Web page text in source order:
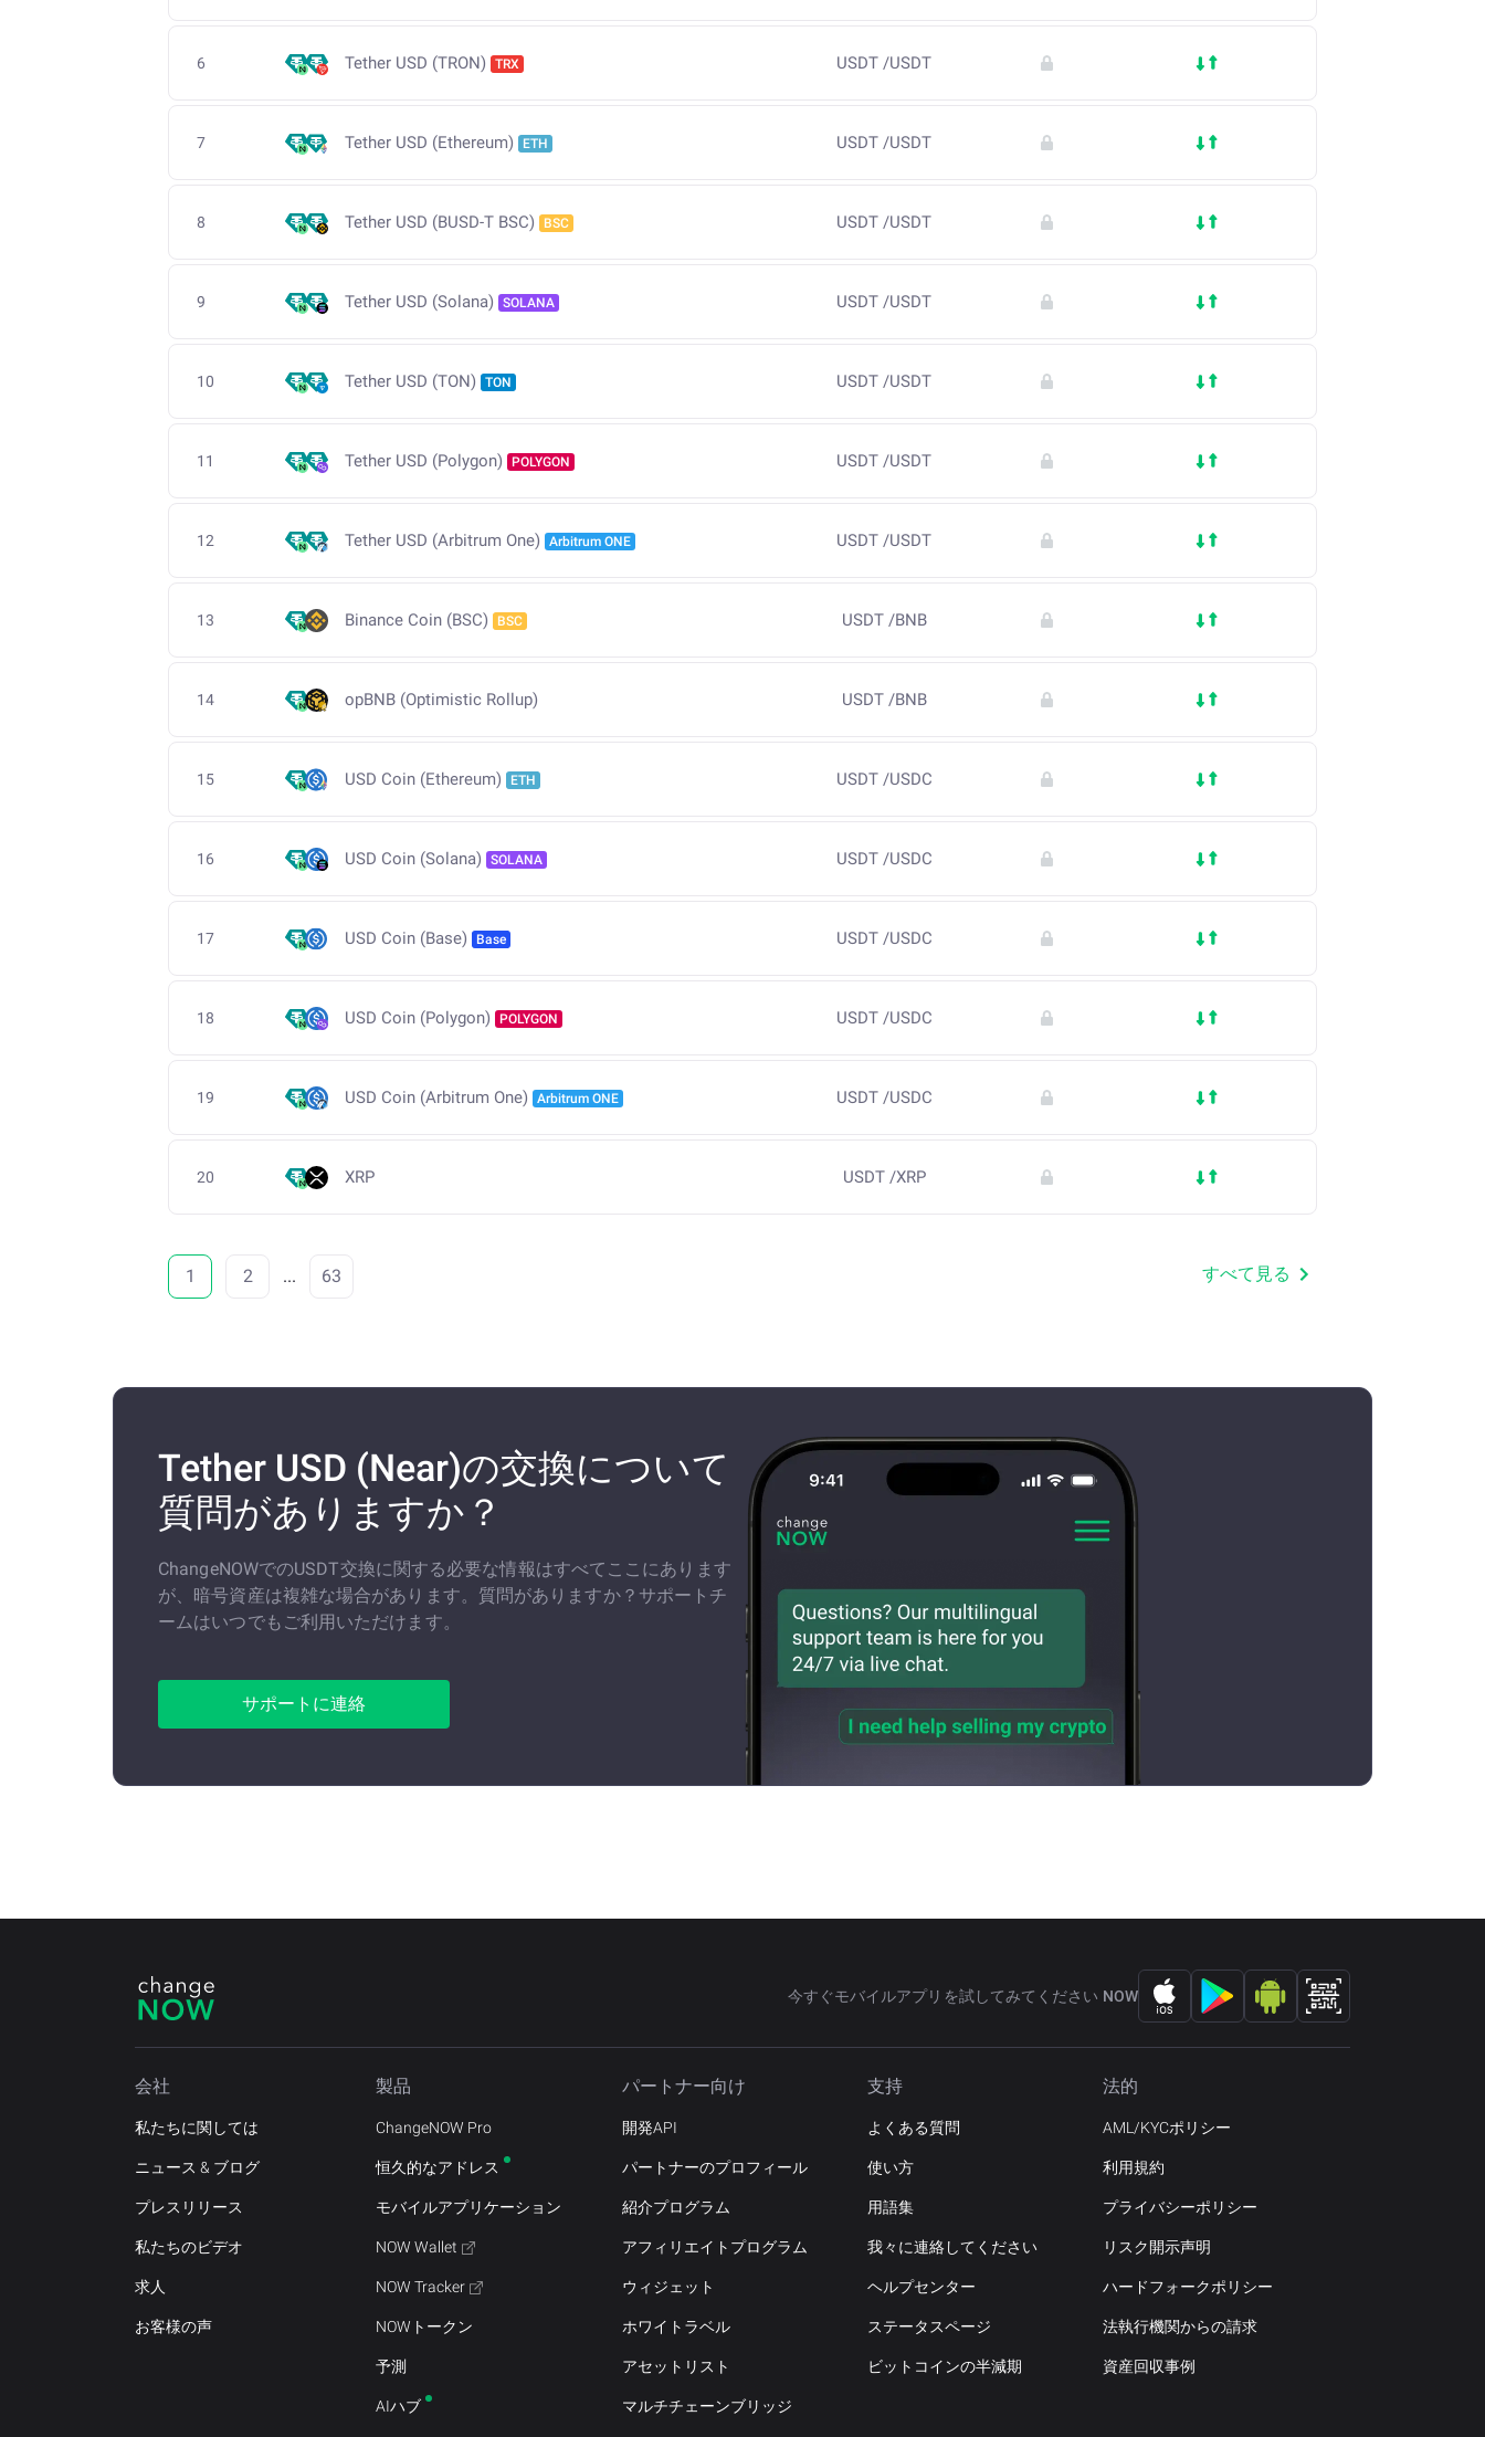
6 Tether USD (TRON) TRX USDT /USDT
7 Tether USD (Ethereum) ETH USDT /USDT
8 Tether USD (BUSD-T BSC) BSC USDT /USDT
9 Tether USD (Solana) SOLANA USDT /USDT
10 Tether USD (TON) TON USDT /USDT
11 Tether USD (Polygon) POLYGON USDT /USDT
12 Tether USD (Arbitrum One) Arbitrum ONE USDT /USDT
13 Binance Coin (BSC) BSC USDT /BNB
14 opBNB (Optimistic Rollup) USDT /BNB
15 USD Coin (Ethereum) ETH USDT /USDC
16 USD Coin (Solana) SOLANA USDT /USDC
17 USD Coin (Base) Base USDT /USDC
18 USD Coin (Polygon) POLYGON USDT /USDC
19 USD Coin (Arbitrum One) Arbitrum ONE USDT /USDC
20 XRP USDT /XRP
1 2 ... 63 すべて見る
Tether USD (Near)の交換について
質問がありますか？
ChangeNOWでのUSDT交換に関する必要な情報はすべてここにあります
が、暗号資産は複雑な場合があります。質問がありますか？サポートチ
ームはいつでもご利用いただけます。
サポートに連絡
今すぐモバイルアプリを試してみてください NOW
会社
私たちに関しては
ニュース & ブログ
プレスリリース
私たちのビデオ
求人
お客様の声
製品
ChangeNOW Pro
恒久的なアドレス
モバイルアプリケーション
NOW Wallet
NOW Tracker
NOWトークン
予測
AIハブ
パートナー向け
開発API
パートナーのプロフィール
紹介プログラム
アフィリエイトプログラム
ウィジェット
ホワイトラベル
アセットリスト
マルチチェーンブリッジ
支持
よくある質問
使い方
用語集
我々に連絡してください
ヘルプセンター
ステータスページ
ビットコインの半減期
法的
AML/KYCポリシー
利用規約
プライバシーポリシー
リスク開示声明
ハードフォークポリシー
法執行機関からの請求
資産回収事例